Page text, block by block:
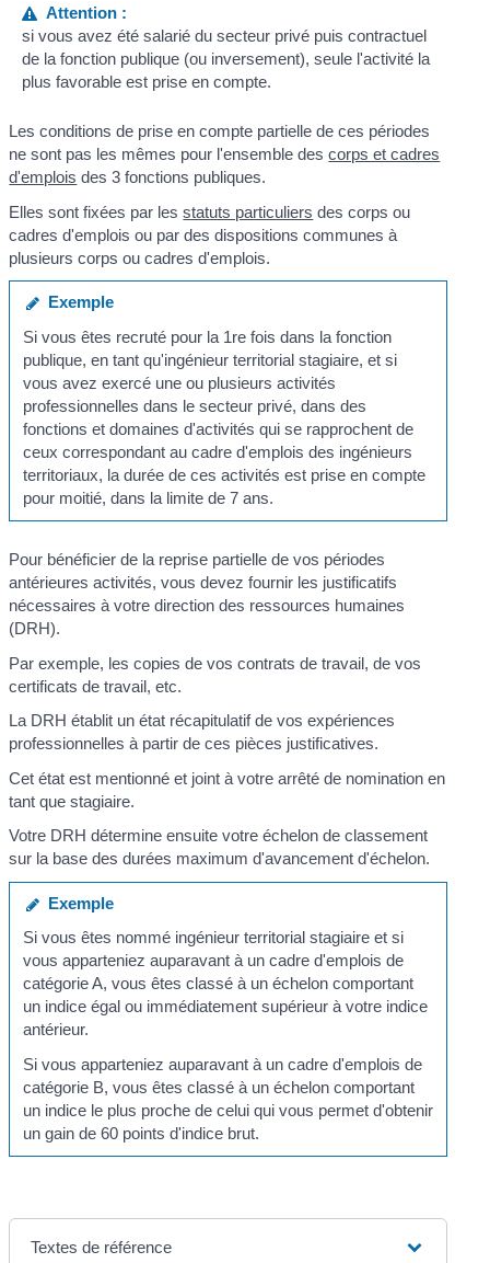
Attention :
si vous avez été salarié du secteur privé puis contractuel
de la fonction publique (ou inversement), seule l'activité la
plus favorable est prise en compte.
Les conditions de prise en compte partielle de ces périodes
ne sont pas les mêmes pour l'ensemble descorps et cadres
d'emplois des 3 fonctions publiques.
Elles sont fixées par lesstatuts particuliers des corps ou
cadres d'emplois ou par des dispositions communes à
plusieurs corps ou cadres d'emplois.
Exemple
Si vous êtes recruté pour la 1refois dans la fonction
publique, en tant qu'ingénieur territorial stagiaire, et si
vous avez exercé une ou plusieurs activités
professionnelles dans le secteur privé, dans des
fonctions et domaines d'activités qui se rapprochent de
ceux correspondant au cadre d'emplois des ingénieurs
territoriaux, la durée de ces activités est prise en compte
pour moitié, dans la limite de 7 ans.
Pour bénéficier de la reprise partielle de vos périodes
antérieures activités, vous devez fournir les justificatifs
nécessaires à votre direction des ressources humaines
(DRH).
Par exemple, les copies de vos contrats de travail, de vos
certificats de travail, etc.
La DRH établit un état récapitulatif de vos expériences
professionnelles à partir de ces pièces justificatives.
Cet état est mentionné et joint à votre arrêté de nomination en
tant que stagiaire.
Votre DRH détermine ensuite votre échelon de classement
sur la base des durées maximum d'avancement d'échelon.
Exemple
Si vous êtes nommé ingénieur territorial stagiaire et si
vous apparteniez auparavant à un cadre d'emplois de
catégorie A, vous êtes classé à un échelon comportant
un indice égal ou immédiatement supérieur à votre indice
antérieur.
Si vous apparteniez auparavant à un cadre d'emplois de
catégorie B, vous êtes classé à un échelon comportant
un indice le plus proche de celui qui vous permet d'obtenir
un gain de 60 points d'indice brut.
Textes de référence